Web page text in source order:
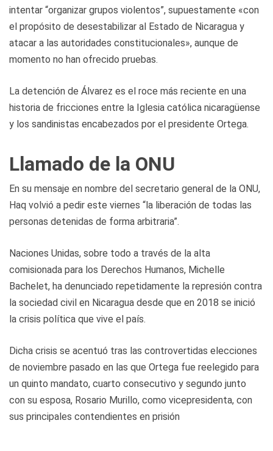
intentar “organizar grupos violentos”, supuestamente «con
el propósito de desestabilizar al Estado de Nicaragua y
atacar a las autoridades constitucionales», aunque de
momento no han ofrecido pruebas.
La detención de Álvarez es el roce más reciente en una
historia de fricciones entre la Iglesia católica nicaragüense
y los sandinistas encabezados por el presidente Ortega.
Llamado de la ONU
En su mensaje en nombre del secretario general de la ONU,
Haq volvió a pedir este viernes “la liberación de todas las
personas detenidas de forma arbitraria”.
Naciones Unidas, sobre todo a través de la alta
comisionada para los Derechos Humanos, Michelle
Bachelet, ha denunciado repetidamente la represión contra
la sociedad civil en Nicaragua desde que en 2018 se inició
la crisis política que vive el país.
Dicha crisis se acentuó tras las controvertidas elecciones
de noviembre pasado en las que Ortega fue reelegido para
un quinto mandato, cuarto consecutivo y segundo junto
con su esposa, Rosario Murillo, como vicepresidenta, con
sus principales contendientes en prisión